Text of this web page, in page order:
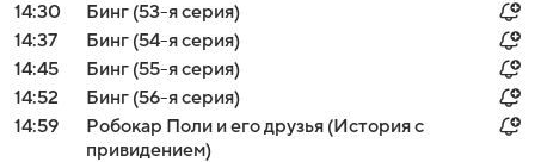
14:30
Бинг (53-я серия)
14:37
Бинг (54-я серия)
14:45
Бинг (55-я серия)
14:52
Бинг (56-я серия)
14:59
Робокар Поли и его друзья (История с
привидением)